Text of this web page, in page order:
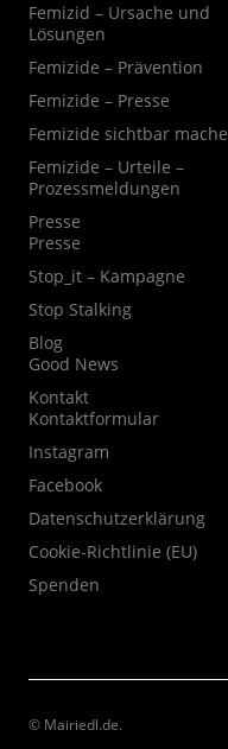
Femizid – Ursache und
Lösungen
Femizide – Prävention
Femizide – Presse
Femizide sichtbar
Femizide – Urteile –
Prozessmeldungen
Presse
Presse
Stop_it – Kampagne
Stop Stalking
Blog
Good News
Kontakt
Kontaktformular
Instagram
Facebook
Datenschutzerklärung
Cookie-Richtlinie (EU)
Spenden
© Mairiedl.de